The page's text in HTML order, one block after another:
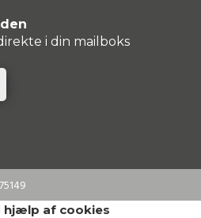
i din mailboks
hjælp af cookies